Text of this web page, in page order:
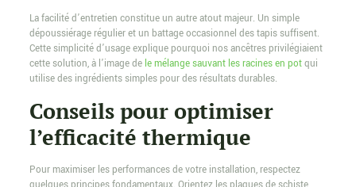
La facilité d’entretien constitue un autre atout majeur. Un simple
dépoussiérage régulier et un battage occasionnel des tapis suffisent.
Cette simplicité d’usage explique pourquoi nos ancêtres privilégiaient
cette solution, à l’image de le mélange sauvant les racines en potqui
utilise des ingrédients simples pour des résultats durables.
Conseils pour optimiser
l’efficacité thermique
Pour maximiser les performances de votre installation, respectez